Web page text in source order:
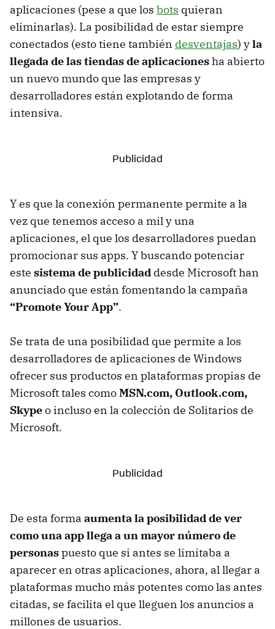
aplicaciones (pese a que los bots quieran
eliminarlas). La posibilidad de estar siempre
conectados (esto tiene también desventajas) yla
llegada de las tiendas de aplicacionesha abierto
un nuevo mundo que las empresas y
desarrolladores están explotando de forma
intensiva.
Y es que la conexión permanente permite a la
vez que tenemos acceso a mil y una
aplicaciones, el que los desarrolladores puedan
promocionar sus apps. Y buscando potenciar
este sistema de publicidad desde Microsoft han
anunciado que están fomentando la campaña
“Promote Your App”.
Se trata de una posibilidad que permite a los
desarrolladores de aplicaciones de Windows
ofrecer sus productos en plataformas propias de
Microsoft tales comoMSN.com, Outlook.com,
Skypeo incluso en la colección de Solitarios de
Microsoft.
De esta forma aumenta la posibilidad de ver
como una app llega a un mayor número de
personaspuesto que si antes se limitaba a
aparecer en otras aplicaciones, ahora, al llegar a
plataformas mucho más potentes como las antes
citadas, se facilita el que lleguen los anuncios a
millones de usuarios.